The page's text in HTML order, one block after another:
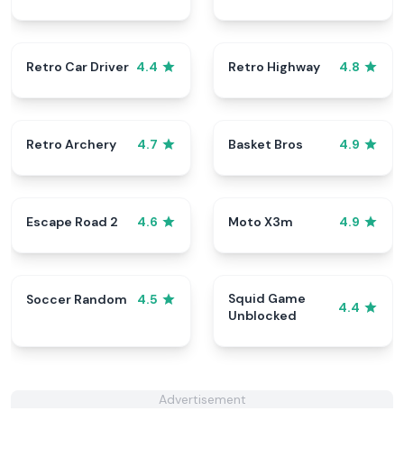
Retro Car Driver 4.4 Retro Highway 4.8
Retro Archery 4.7 Basket Bros 4.9
Escape Road 2 4.6 Moto X3m 4.9
Soccer Random 4.5
Squid Game
Unblocked
4.4
Advertisement